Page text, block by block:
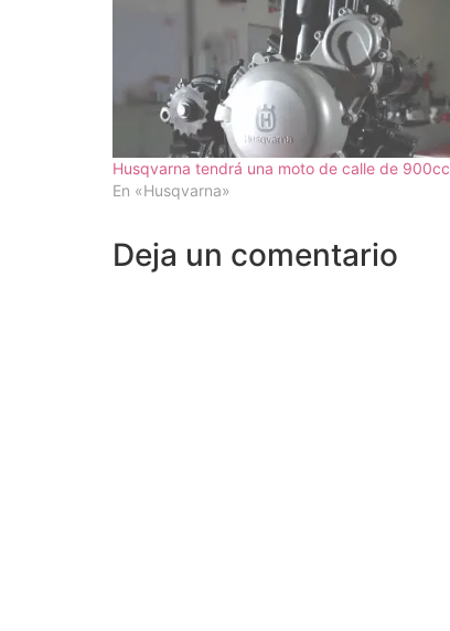
Husqvarna tendrá una moto de calle de 900cc
En «Husqvarna»
Deja un comentario